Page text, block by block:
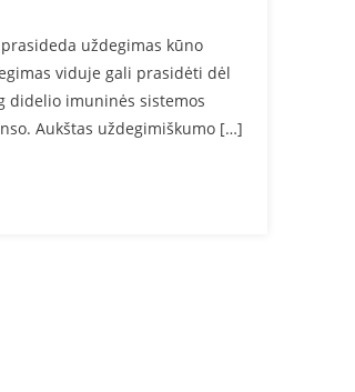
uždegimas kūno
viduje gali prasidėti dėl
didelio imuninės sistemos
Aukštas uždegimiškumo […]